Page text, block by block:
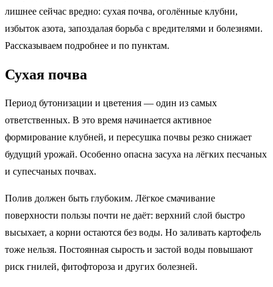
лишнее сейчас вредно: сухая почва, оголённые клубни,
избыток азота, запоздалая борьба с вредителями и болезнями.
Рассказываем подробнее и по пунктам.
Сухая почва
Период бутонизации и цветения — один из самых
ответственных. В это время начинается активное
формирование клубней, и пересушка почвы резко снижает
будущий урожай. Особенно опасна засуха на лёгких песчаных
и супесчаных почвах.
Полив должен быть глубоким. Лёгкое смачивание
поверхности пользы почти не даёт: верхний слой быстро
высыхает, а корни остаются без воды. Но заливать картофель
тоже нельзя. Постоянная сырость и застой воды повышают
риск гнилей, фитофтороза и других болезней.